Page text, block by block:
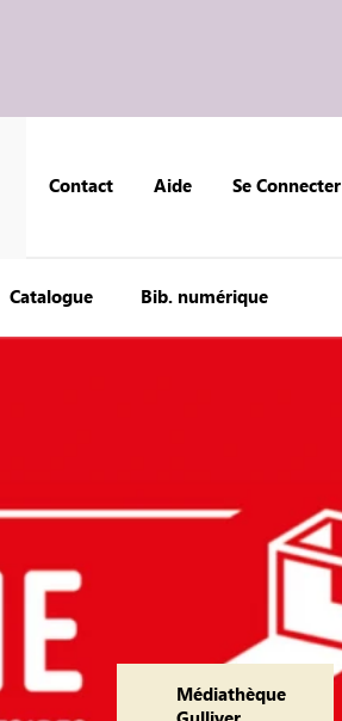
Contact Aide
Se Connecter
Catalogue Bib. numérique
Médiathèque